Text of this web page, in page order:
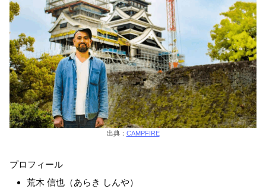
出典： CAMPFIRE
プロフィール
荒木 信也（あらき しんや）